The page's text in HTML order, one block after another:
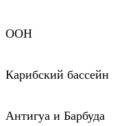
ООН
Карибский бассейн
Антигуа и Барбуда